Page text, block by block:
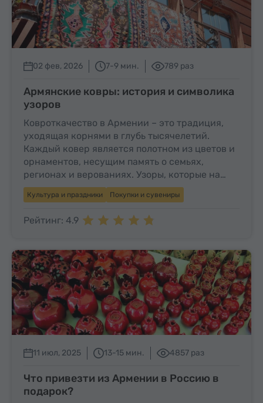
02 фев, 2026 7-9 мин. 789 раз
Армянские ковры: история и символика
узоров
Ковроткачество в Армении – это традиция,
уходящая корнями в глубь тысячелетий.
Каждый ковер является полотном из цветов и
орнаментов, несущим память о семьях,
регионах и верованиях. Узоры, которые на…
Культура и праздники Покупки и сувениры
Рейтинг: 4.9
11 июл, 2025 13-15 мин. 4857 раз
Что привезти из Армении в Россию в
подарок?